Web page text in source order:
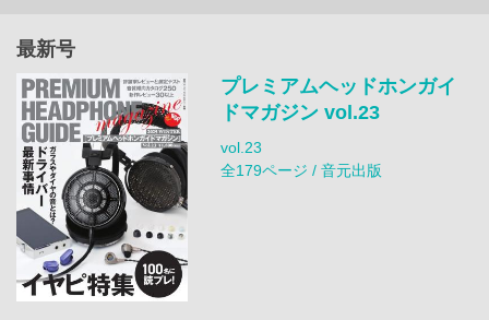
最新号
プレミアムヘッドホンガイ
ドマガジン vol.23
vol.23
全179ページ / 音元出版